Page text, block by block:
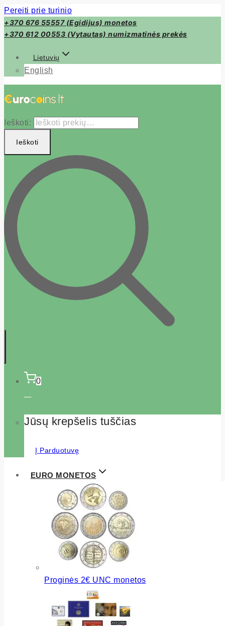
Pereiti prie turinio
+370 676 55557 (Egidijus) monetos
+370 612 00553 (Vytautas) numizmatinės prekės
Lietuvių
English
Ieškoti:
Ieškoti
0
Jūsų krepšelis tuščias
Į Parduotuvę
EURO MONETOS
Proginės 2€ UNC monetos